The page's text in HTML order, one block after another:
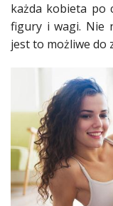
każda kobieta po
figury i wagi. Nie
jest to możliwe do